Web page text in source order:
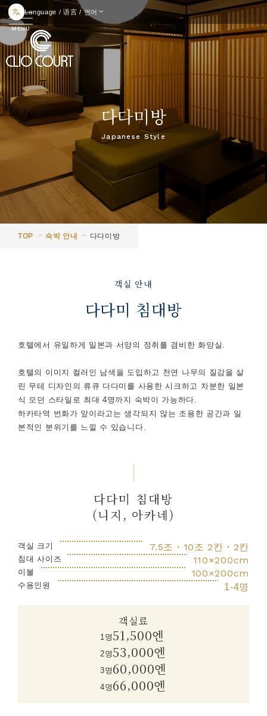
Language / 语言 / 언어
다다미방
Japanese Style
TOP 숙박 안내 다다미방
객실 안내
다다미 침대방
호텔에서 유일하게 일본과 서양의 정취를 겸비한 화양실.
호텔의 이미지 컬러인 남색을 도입하고 천연 나무의 질감을 살
린 무테 디자인의 류큐 다다미를 사용한 시크하고 차분한 일본
식 모던 스타일로 최대 4명까지 숙박이 가능하다.
하카타역 번화가 앞이라고는 생각되지 않는 조용한 공간과 일
본적인 분위기를 느낄 수 있습니다.
다다미 침대방
(니지, 아카네)
객실 크기 7.5조・10조 2칸・2칸
침대 사이즈 110×200cm
이불 100×200cm
수용인원 1-4명
객실료
1명51,500엔
2명53,000엔
3명 60,000엔
4명 66,000엔